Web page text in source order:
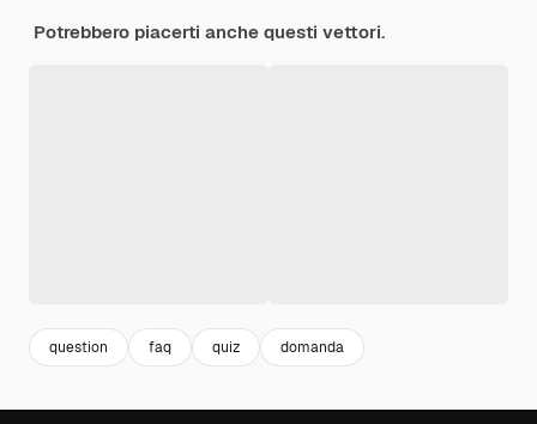
Potrebbero piacerti anche questi vettori.
question faq quiz domanda